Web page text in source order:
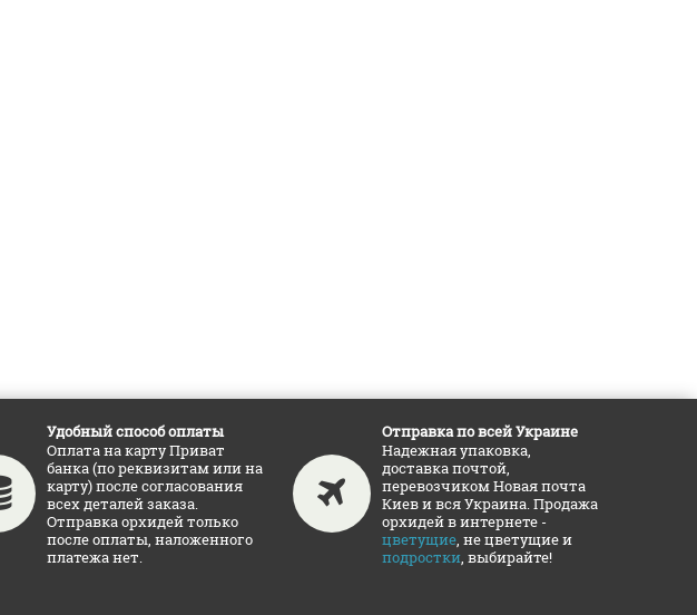
Удобный способ оплаты
Оплата на карту Приват
банка (по реквизитам или на
карту) после согласования
всех деталей заказа.
Отправка орхидей только
после оплаты, наложенного
платежа нет.
Отправка по всей Украине
Надежная упаковка,
доставка почтой,
перевозчиком Новая почта
Киев и вся Украина. Продажа
орхидей в интернете -
цветущие, не цветущие и
подростки, выбирайте!